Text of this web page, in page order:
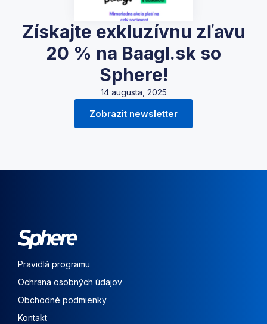
Získajte exkluzívnu zľavu
20 % na Baagl.sk so
Sphere!
14 augusta, 2025
Zobrazit newsletter
Pravidlá programu
Ochrana osobných údajov
Obchodné podmienky
Kontakt